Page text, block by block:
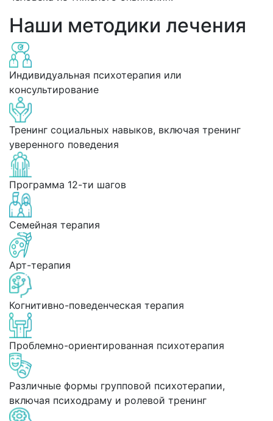
Наши методики лечения
Индивидуальная психотерапия или
консультирование
Тренинг социальных навыков, включая тренинг
уверенного поведения
Программа 12-ти шагов
Семейная терапия
Арт-терапия
Когнитивно-поведенческая терапия
Проблемно-ориентированная психотерапия
Различные формы групповой психотерапии,
включая психодраму и ролевой тренинг